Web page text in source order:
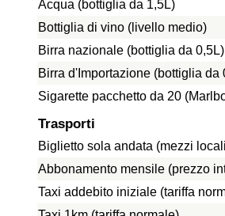
Acqua (bottiglia da 1,5L)
Bottiglia di vino (livello medio)
Birra nazionale (bottiglia da 0,5L)
Birra d'Importazione (bottiglia da
Sigarette pacchetto da 20
Trasporti
Biglietto sola andata (mezzi
Abbonamento mensile (prezzo
Taxi addebito iniziale (tariffa